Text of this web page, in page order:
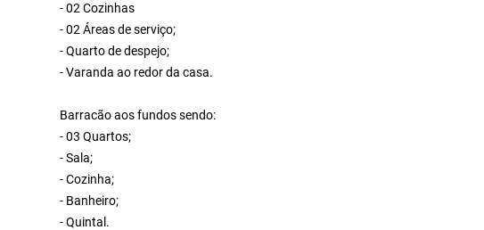
- 02 Cozinhas
- 02 Áreas de serviço;
- Quarto de despejo;
- Varanda ao redor da casa.
Barracão aos fundos sendo:
- 03 Quartos;
- Sala;
- Cozinha;
- Banheiro;
- Quintal.